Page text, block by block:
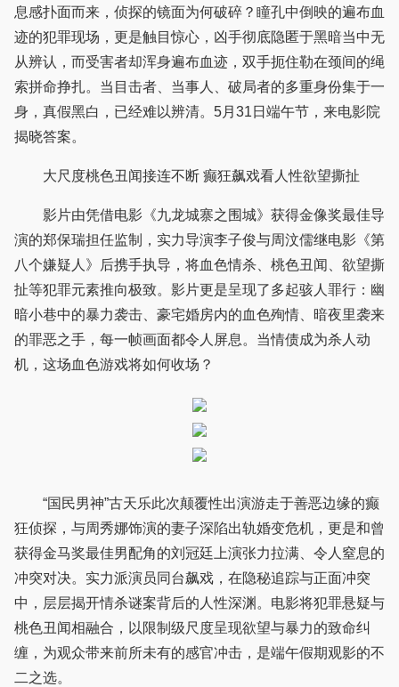
息感扑面而来，侦探的镜面为何破碎？瞳孔中倒映的遍布血
迹的犯罪现场，更是触目惊心，凶手彻底隐匿于黑暗当中无
从辨认，而受害者却浑身遍布血迹，双手扼住勒在颈间的绳
索拼命挣扎。当目击者、当事人、破局者的多重身份集于一
身，真假黑白，已经难以辨清。5月31日端午节，来电影院
揭晓答案。
大尺度桃色丑闻接连不断 癫狂飙戏看人性欲望撕扯
影片由凭借电影《九龙城寨之围城》获得金像奖最佳导
演的郑保瑞担任监制，实力导演李子俊与周汶儒继电影《第
八个嫌疑人》后携手执导，将血色情杀、桃色丑闻、欲望撕
扯等犯罪元素推向极致。影片更是呈现了多起骇人罪行：幽
暗小巷中的暴力袭击、豪宅婚房内的血色殉情、暗夜里袭来
的罪恶之手，每一帧画面都令人屏息。当情债成为杀人动
机，这场血色游戏将如何收场？
“国民男神”古天乐此次颠覆性出演游走于善恶边缘的癫
狂侦探，与周秀娜饰演的妻子深陷出轨婚变危机，更是和曾
获得金马奖最佳男配角的刘冠廷上演张力拉满、令人窒息的
冲突对决。实力派演员同台飙戏，在隐秘追踪与正面冲突
中，层层揭开情杀谜案背后的人性深渊。电影将犯罪悬疑与
桃色丑闻相融合，以限制级尺度呈现欲望与暴力的致命纠
缠，为观众带来前所未有的感官冲击，是端午假期观影的不
二之选。